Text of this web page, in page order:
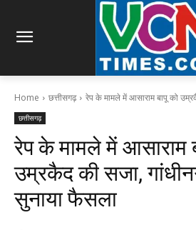
Home छत्तीसगढ़ रेप के मामले में आसाराम बापू को
छत्तीसगढ़
रेप के मामले में आसाराम
उम्रकैद की सजा,
सुनाया फैसला